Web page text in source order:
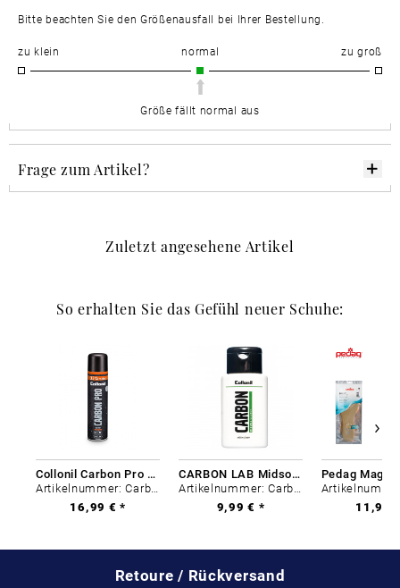
Bitte beachten Sie den Größenausfall bei Ihrer Bestellung.
zu klein normal zu groß
Größe fällt normal aus
Frage zum Artikel?
Zuletzt angesehene Artikel
So erhalten Sie das Gefühl neuer Schuhe:
Collonil Carbon Pro 400 ml
Artikelnummer: Carbon-0
16,99 € *
CARBON LAB Midsole Cleaner
Artikelnummer: Carbon-0
9,99 € *
11,99
Retoure / Rückversand